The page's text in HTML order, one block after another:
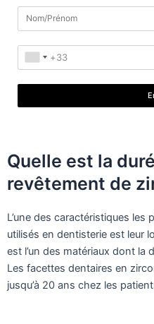
Quelle est la
revêtement de
L’une des caractéristiques
utilisés en dentisterie est leur
est l’un des matériaux dont la
Les facettes dentaires en
jusqu’à 20 ans chez les